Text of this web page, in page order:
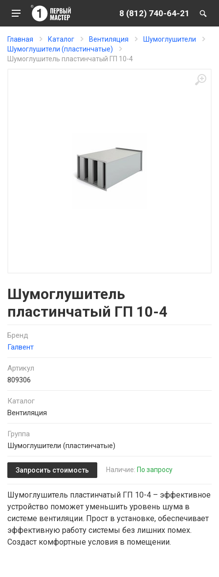
8 (812) 740-64-21
Главная Каталог Вентиляция
Шумоглушители
Шумоглушители (пластинчатые)
Шумоглушитель пластинчатый ГП 10-4
Шумоглушитель
пластинчатый ГП 10-4
Бренд
Галвент
Артикул
809306
Каталог
Вентиляция
Группа
Шумоглушители (пластинчатые)
Запросить стоимость Наличие: По запросу
Шумоглушитель пластинчатый ГП 10-4 – эффективное
устройство поможет уменьшить уровень шума в
системе вентиляции. Прост в установке, обеспечивает
эффективную работу системы без лишних помех.
Создаст комфортные условия в помещении.